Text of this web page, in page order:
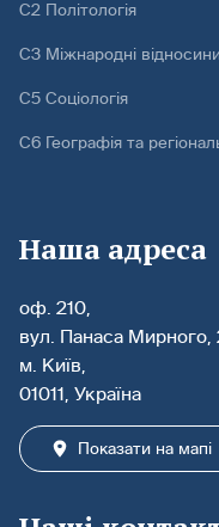
С2 Політологія
С3 Міжнародні відносини
С5 Соціологія
С6 Географія та
Наша адреса
оф. 210,
вул. Панаса Мирного,
м. Київ,
01011, Україна
Показати на мапі